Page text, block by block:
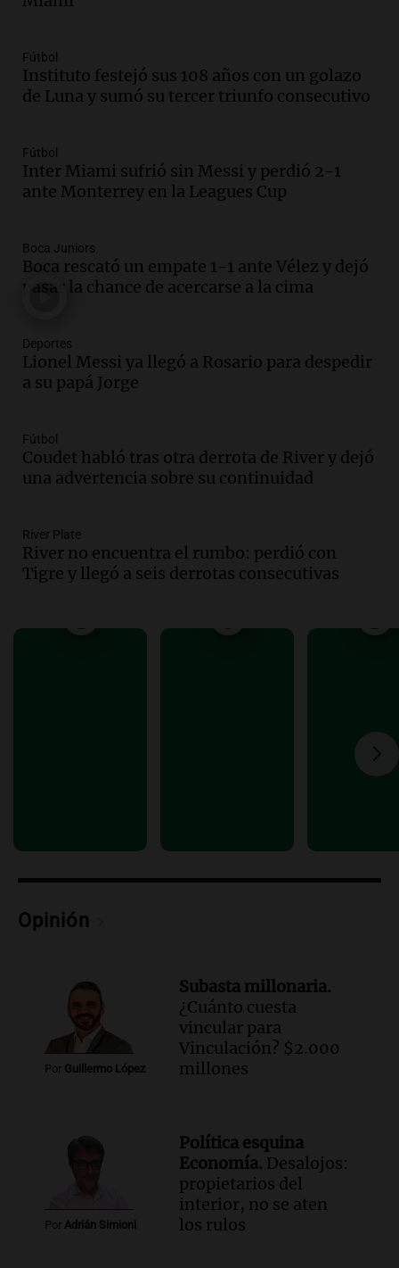
contrato de Leo con Barcelona
Audio.Joan Gaspart: "Sin Jorge, no sé si
Messi hubiera llegado adonde llegó"
Audio.El orgullo y el sueño argentino de
Jorge Messi en una entrevista con Rony
Episodios
Audio.El abuelo de Agostina Vega, tras
Una mañana para todos
Episodios
Audio.Una nutricionista derribó el mito
conviene priorizar
Una mañana para todos
Episodios
Episodios
contra el tiempo: necesita un trasplante
cabra que llevaba ocho días atrapada en
Una mañana para todos
Audio.
Panorama Federal
Episodios
Fútbol
Instituto festejó sus 108 años con un golazo
de Luna y sumó su tercer triunfo consecutivo
Fútbol
Inter Miami sufrió sin Messi y perdió 2-1
ante Monterrey en la Leagues Cup
Boca Juniors
Boca rescató un empate 1-1 ante Vélez y dejó
pasar la chance de acercarse a la cima
Deportes
Lionel Messi ya llegó a Rosario para despedir
a su papá Jorge
Fútbol
Coudet habló tras otra derrota de River y dejó
una advertencia sobre su continuidad
River Plate
River no encuentra el rumbo: perdió con
Tigre y llegó a seis derrotas consecutivas
Opinión
Por Guillermo López
Subasta millonaria.
¿Cuánto cuesta
vincular para
Vinculación? $2.000
millones
Por Adrián Simioni
Política esquina
Economía. Desalojos:
propietarios del
interior, no se aten
los rulos